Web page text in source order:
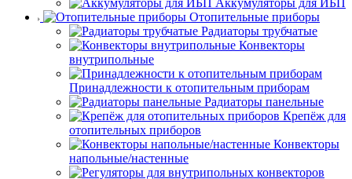
Аккумуляторы для ИБП
Отопительные приборы
Радиаторы трубчатые
Конвекторы
внутрипольные
Принадлежности к отопительным приборам
Радиаторы панельные
Крепёж для
отопительных приборов
Конвекторы
напольные/настенные